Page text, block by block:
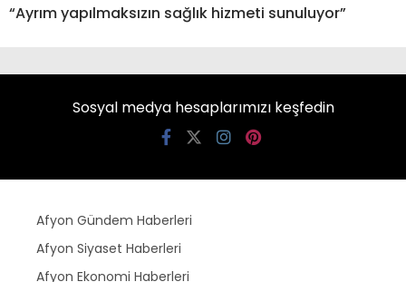
“Ayrım yapılmaksızın sağlık hizmeti sunuluyor”
Sosyal medya hesaplarımızı keşfedin
Afyon Gündem Haberleri
Afyon Siyaset Haberleri
Afyon Ekonomi Haberleri